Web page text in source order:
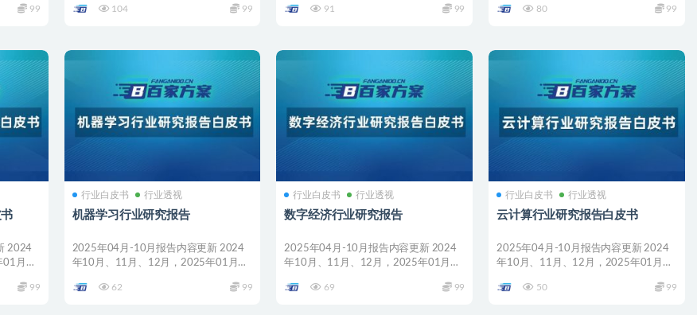
99
104
99
91
99
80
99
2024
月、
99
行业白皮书 行业透视
机器学习行业研究报告
2025年04月-10月报告内容更新 2024
年10月、11月、12月，2025年01月、
62
99
行业白皮书 行业透视
数字经济行业研究报告
2025年04月-10月报告内容更新 2024
年10月、11月、12月，2025年01月、
69
99
行业白皮书 行业透视
云计算行业研究报告白皮书
2025年04月-10月报告内容更新 2024
年10月、11月、12月，2025年01月、
50
99